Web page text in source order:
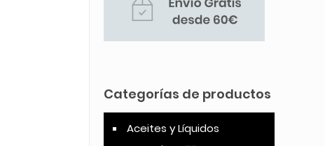
Categorías de productos
Aceites y Líquidos